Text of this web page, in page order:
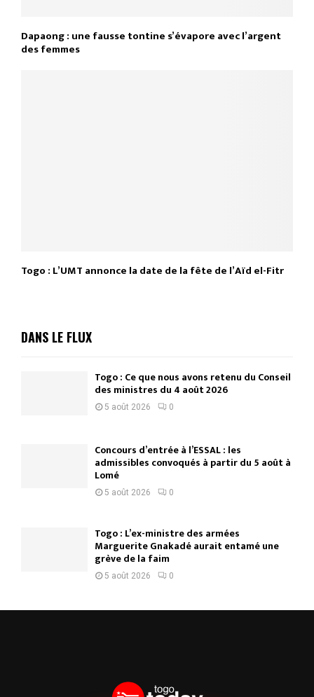
Dapaong : une fausse tontine s’évapore avec l’argent
des femmes
Togo : L’UMT annonce la date de la fête de l’Aïd el-Fitr
DANS LE FLUX
Togo : Ce que nous avons retenu du Conseil
des ministres du 4 août 2026
5 août 2026 0
Concours d’entrée à l’ESSAL : les
admissibles convoqués à partir du 5 août à
Lomé
5 août 2026 0
Togo : L’ex-ministre des armées
Marguerite Gnakadé aurait entamé une
grève de la faim
5 août 2026 0